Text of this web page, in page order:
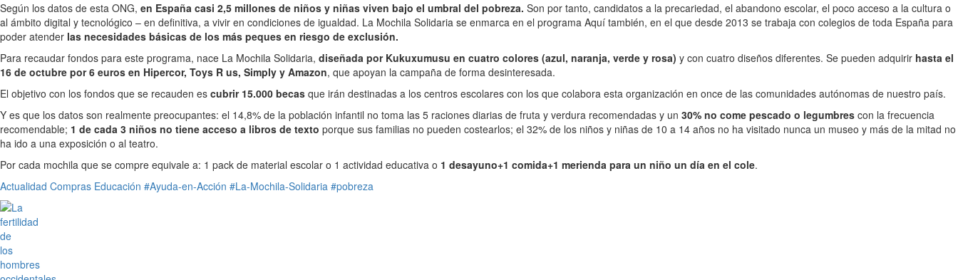
Según los datos de esta ONG, en España casi 2,5 millones de niños y niñas viven bajo el umbral del pobreza. Son por tanto, candidatos a la precariedad, el abandono escolar, el poco acceso a la cultura o
al ámbito digital y tecnológico – en definitiva, a vivir en condiciones de igualdad. La Mochila Solidaria se enmarca en el programa Aquí también, en el que desde 2013 se trabaja con colegios de toda España para
poder atender las necesidades básicas de los más peques en riesgo de exclusión.
Para recaudar fondos para este programa, nace La Mochila Solidaria, diseñada por Kukuxumusu en cuatro colores (azul, naranja, verde y rosa) y con cuatro diseños diferentes. Se pueden adquirir hasta el
16 de octubre por 6 euros en Hipercor, Toys R us, Simply y Amazon, que apoyan la campaña de forma desinteresada.
El objetivo con los fondos que se recauden es cubrir 15.000 becas que irán destinadas a los centros escolares con los que colabora esta organización en once de las comunidades autónomas de nuestro país.
Y es que los datos son realmente preocupantes: el 14,8% de la población infantil no toma las 5 raciones diarias de fruta y verdura recomendadas y un 30% no come pescado o legumbres con la frecuencia
recomendable; 1 de cada 3 niños no tiene acceso a libros de texto porque sus familias no pueden costearlos; el 32% de los niños y niñas de 10 a 14 años no ha visitado nunca un museo y más de la mitad no
ha ido a una exposición o al teatro.
Por cada mochila que se compre equivale a: 1 pack de material escolar o 1 actividad educativa o 1 desayuno+1 comida+1 merienda para un niño un día en el cole.
Actualidad Compras Educación #Ayuda-en-Acción #La-Mochila-Solidaria #pobreza